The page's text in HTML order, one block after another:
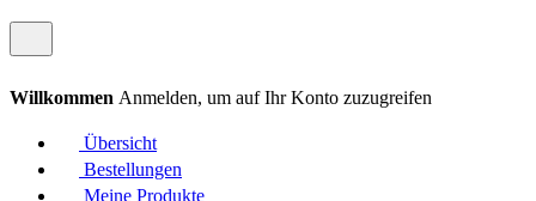
Willkommen Anmelden, um auf Ihr Konto zuzugreifen
Übersicht
Bestellungen
Meine Produkte